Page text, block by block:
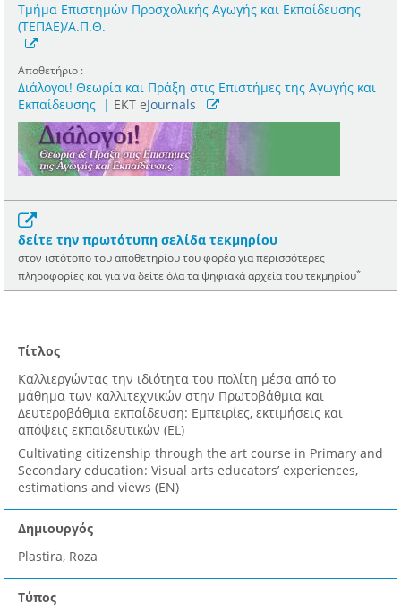
Τμήμα Επιστημών Προσχολικής Αγωγής και Εκπαίδευσης
(ΤΕΠΑΕ)/Α.Π.Θ.
Αποθετήριο :
Διάλογοι! Θεωρία και Πράξη στις Επιστήμες της Αγωγής και
Εκπαίδευσης | ΕΚΤ eJournals
δείτε την πρωτότυπη σελίδα τεκμηρίου
στον ιστότοπο του αποθετηρίου του φορέα για περισσότερες
πληροφορίες και για να δείτε όλα τα ψηφιακά αρχεία του τεκμηρίου*
Τίτλος
Καλλιεργώντας την ιδιότητα του πολίτη μέσα από το
μάθημα των καλλιτεχνικών στην Πρωτοβάθμια και
Δευτεροβάθμια εκπαίδευση: Εμπειρίες, εκτιμήσεις και
απόψεις εκπαιδευτικών (EL)
Cultivating citizenship through the art course in Primary and
Secondary education: Visual arts educators’ experiences,
estimations and views (EN)
Δημιουργός
Plastira, Roza
Τύπος